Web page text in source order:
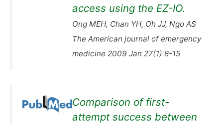
access using the EZ-IO.
Ong MEH, Chan YH, Oh JJ, Ngo AS
The American journal of emergency
medicine 2009 Jan 27(1) 8-15
Comparison of first-
attempt success between